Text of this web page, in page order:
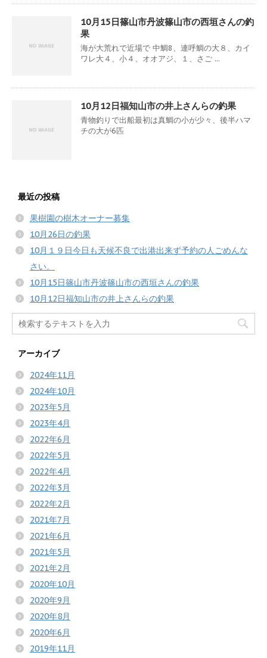
10月15日篠山市丹波篠山市の西垣さんの釣
果
海が大荒れで近場で 中鯛8、連呼鯛の大８、カイ
ワレ大４、小４、オオアジ、１、さご ...
10月12日福知山市の井上さんらの釣果
青物釣りで出船最初は真鯛の小が少々、後半ハマ
チの大が6匹
最近の投稿
果樹園の樹木オーナー募集
10月26日の釣果
10月１９日今日も天候不良で出港出来ず予約の人ごめんな
さい。
10月15日篠山市丹波篠山市の西垣さんの釣果
10月12日福知山市の井上さんらの釣果
アーカイブ
2024年11月
2024年10月
2023年5月
2023年4月
2022年6月
2022年5月
2022年4月
2022年3月
2022年2月
2021年7月
2021年6月
2021年5月
2021年2月
2020年10月
2020年9月
2020年8月
2020年6月
2019年11月